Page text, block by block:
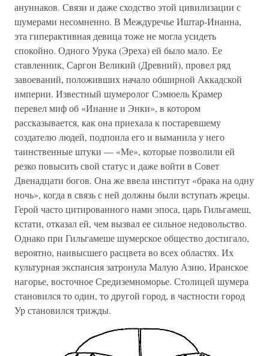
ануннаков. Связи и даже сходство этой цивилизации с
шумерами несомненно. В Междуречье Иштар-Инанна,
эта гиперактивная девица тоже не могла усидеть
спокойно. Одного Урука (Эреха) ей было мало. Ее
ставленник, Саргон Великий (Древний), провел ряд
завоеваний, положивших начало обширной Аккадской
империи. Известный шумеролог Сэмюель Крамер
перевел миф об «Инанне и Энки», в котором
рассказывается, как она приехала к постаревшему
создателю людей, подпоила его и выманила у него
таинственные штуки — «Ме», которые позволили ей
резко повысить свой статус и даже войти в Совет
Двенадцати богов. Она же ввела институт «брака на одну
ночь», когда в связь с ней должны были вступать жрецы.
Герой часто цитированного нами эпоса, царь Гильгамеш,
кстати, отказал ей, чем вызвал ее сильное недовольство.
Однако при Гильгамеше шумерское общество достигало,
вероятно, наивысшего расцвета во всех областях. Их
культурная экспансия затронула Малую Азию, Иранское
нагорье, восточное Средиземноморье. Столицей шумера
становился то один, то другой город, в частности город
Ур становился трижды.